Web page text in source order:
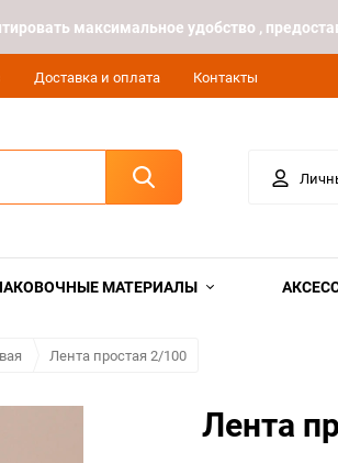
максимальное удобство ,
Доставка и оплата Контакты
МАТЕРИАЛЫ
Лента простая 2/100
Лента